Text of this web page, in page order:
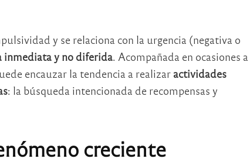
y se relaciona con la urgencia (negativa o
inmediata y no diferida. Acompañada en ocasiones a
encauzar la tendencia a realizar actividades
: la búsqueda intencionada de recompensas y
creciente